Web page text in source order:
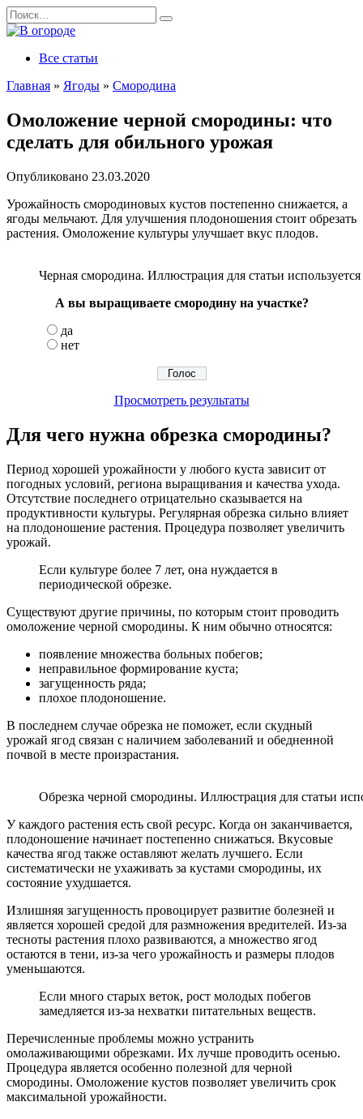
Перейти
к
содержанию
Search
for:
Все статьи
Главная » Ягоды » Смородина
Омоложение черной смородины: что
сделать для обильного урожая
Опубликовано 23.03.2020
Урожайность смородиновых кустов постепенно снижается, а
ягоды мельчают. Для улучшения плодоношения стоит обрезать
растения. Омоложение культуры улучшает вкус плодов.
Черная смородина. Иллюстрация для статьи используется
А вы выращиваете смородину на участке?
да
нет
Просмотреть результаты
Для чего нужна обрезка смородины?
Период хорошей урожайности у любого куста зависит от
погодных условий, региона выращивания и качества ухода.
Отсутствие последнего отрицательно сказывается на
продуктивности культуры. Регулярная обрезка сильно влияет
на плодоношение растения. Процедура позволяет увеличить
урожай.
Если культуре более 7 лет, она нуждается в
периодической обрезке.
Существуют другие причины, по которым стоит проводить
омоложение черной смородины. К ним обычно относятся:
появление множества больных побегов;
неправильное формирование куста;
загущенность ряда;
плохое плодоношение.
В последнем случае обрезка не поможет, если скудный
урожай ягод связан с наличием заболеваний и обедненной
почвой в месте произрастания.
Обрезка черной смородины. Иллюстрация для статьи
У каждого растения есть свой ресурс. Когда он заканчивается,
плодоношение начинает постепенно снижаться. Вкусовые
качества ягод также оставляют желать лучшего. Если
систематически не ухаживать за кустами смородины, их
состояние ухудшается.
Излишняя загущенность провоцирует развитие болезней и
является хорошей средой для размножения вредителей. Из-за
тесноты растения плохо развиваются, а множество ягод
остаются в тени, из-за чего урожайность и размеры плодов
уменьшаются.
Если много старых веток, рост молодых побегов
замедляется из-за нехватки питательных веществ.
Перечисленные проблемы можно устранить
омолаживающими обрезками. Их лучше проводить осенью.
Процедура является особенно полезной для черной
смородины. Омоложение кустов позволяет увеличить срок
максимальной урожайности.